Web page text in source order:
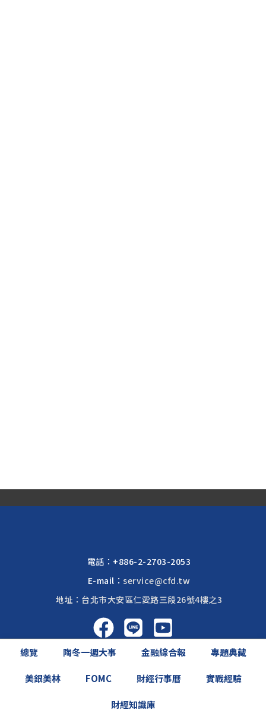
總覽 陶冬一週大事 金融綜合報 專題典藏
美銀美林 FOMC 財經行事曆 實戰經驗
財經知識庫
電話： +886-2-2703-2053
E-mail：service@cfd.tw
地址：台北市大安區仁愛路三段26號4樓之3
啟富達國際 2026 © All rights reserved.
網頁設計公司: 振作國際